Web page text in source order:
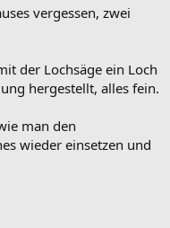
vergessen, zwei
der Lochsäge ein Loch
hergestellt, alles fein.
man den
wieder einsetzen und